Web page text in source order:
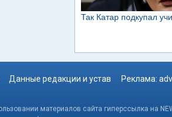
Данные редакции и устав Реклама:
материалов сайта гиперссылка на